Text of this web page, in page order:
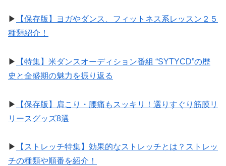
▶︎
【保存版】ヨガやダンス、フィットネス系レッスン２５
種類紹介！
▶︎
【特集】米ダンスオーディション番組 “SYTYCD”の歴
史と全盛期の魅力を振り返る
▶︎
【保存版】肩こり・腰痛もスッキリ！選りすぐり筋膜リ
リースグッズ8選
▶︎
【ストレッチ特集】効果的なストレッチとは？ストレッ
チの種類や順番を紹介！